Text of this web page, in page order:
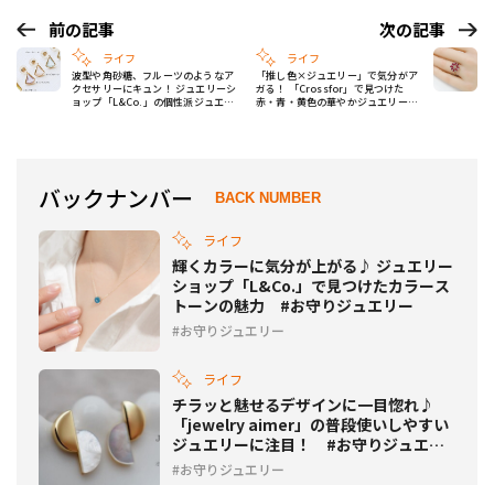
前の記事
ライフ
波型や角砂糖、フルーツのようなア
クセサリーにキュン！ ジュエリーシ
ョップ「L&Co.」の個性派ジュエリ
次の記事
ライフ
「推し色×ジュエリー」で気分がア
ガる！ 「Crossfor」で見つけた
赤・青・黄色の華やかジュエリー
バックナンバー BACK NUMBER
ライフ
輝くカラーに気分が上がる♪ ジュエリー
ショップ「L&Co.」で見つけたカラース
トーンの魅力 #お守りジュエリー
お守りジュエリー
ライフ
チラッと魅せるデザインに一目惚れ♪
「jewelry aimer」の普段使いしやすい
ジュエリーに注目！ #お守りジュエリ
ーお守りジュエリー